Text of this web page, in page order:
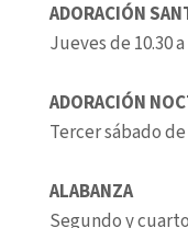
ADORACIÓN
Jueves de 10.30 a
ADORACIÓN
Tercer sábado de
ALABANZA
Segundo y